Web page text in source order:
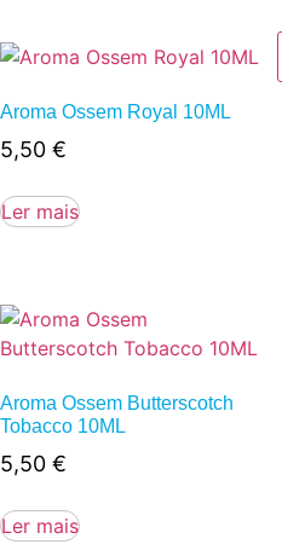
Aroma Ossem Royal 10ML
5,50 €
Ler mais
Aroma Ossem Butterscotch
Tobacco 10ML
5,50 €
Ler mais